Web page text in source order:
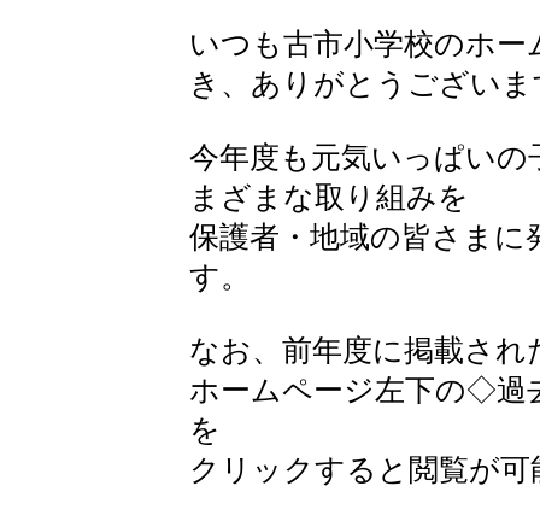
いつも古市小学校のホ
き、ありがとうございま
今年度も元気いっぱい
まざまな取り組みを
保護者・地域の皆さま
す。
なお、前年度に掲載さ
ホームページ左下の◇過
を
クリックすると閲覧が